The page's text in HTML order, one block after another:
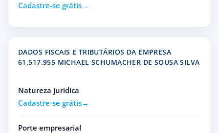
Cadastre-se grátis
DADOS FISCAIS E TRIBUTÁRIOS DA EMPRESA
61.517.955 MICHAEL SCHUMACHER DE SOUSA SILVA
Natureza jurídica
Cadastre-se grátis
Porte empresarial